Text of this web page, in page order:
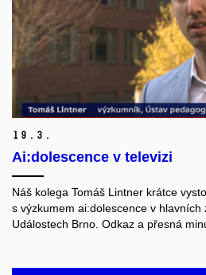
19. 3.
Ai:dolescence v televizi
Náš kolega Tomáš Lintner krátce
s výzkumem ai:dolescence v hlavních
Událostech Brno. Odkaz a přesná